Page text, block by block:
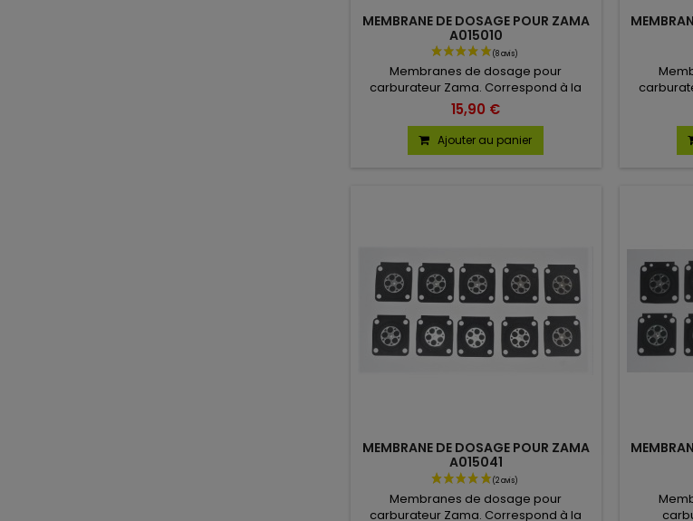
MEMBRANE DE DOSAGE POUR ZAMA
A015010
Membranes de dosage pour
carburateur Zama. Correspond à la
référence A015010. Vendu en lot de 10.
15,90 €
Ajouter au panier
références
4700,
MEMBRANE DE DOSAGE POUR ZAMA
A015041
Membranes de dosage pour
carburateur Zama. Correspond à la